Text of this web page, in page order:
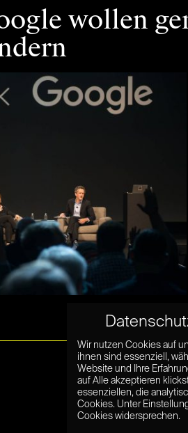
wollen
Wir nutzen Cookies auf
ihnen sind essenziell,
Website und Ihre
auf Alle akzeptieren
essenziellen, die
Cookies. Unter
Cookies widersprechen.